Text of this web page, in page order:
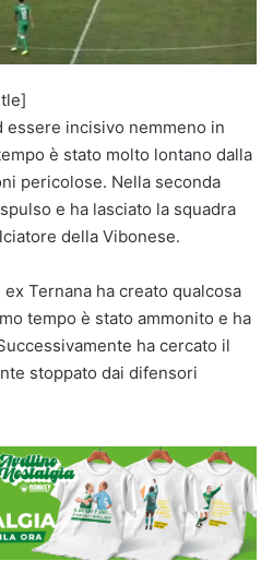
essere incisivo nemmeno in
è stato molto lontano dalla
pericolose. Nella seconda
e ha lasciato la squadra
della Vibonese.
ex Ternana ha creato qualcosa
tempo è stato ammonito e ha
ha cercato il
stoppato dai difensori